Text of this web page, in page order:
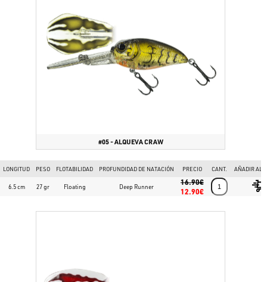
#05 - ALQUEVA CRAW
LONGITUD PESO FLOTABILIDAD PROFUNDIDAD DE NATACIÓN PRECIO CANT. AÑADIR AL
6.5 cm 27 gr Floating Deep Runner
16.90€
12.90€